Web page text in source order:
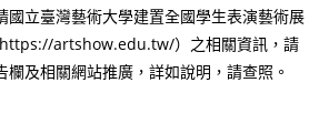
國立臺灣藝術大學建置全國學生表演藝術展
artshow.edu.tw/）之相關資訊，請
及相關網站推廣，詳如說明，請查照。